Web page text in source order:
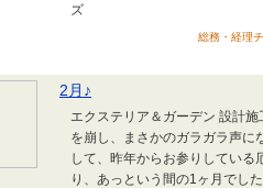
総務・経理
2月♪
エクステリア＆ガーデン 設計
を崩し、まさかのガラガラ声に
して、昨年からお参りしている
り、あっという間の1ヶ月でし